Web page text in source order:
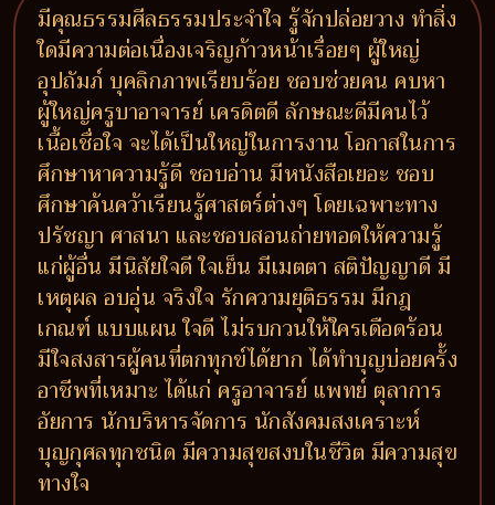
มีคุณธรรมศีลธรรมประจำใจ รู้จักปล่อยวาง ทำสิ่ง
ใดมีความต่อเนื่องเจริญก้าวหน้าเรื่อยๆ ผู้ใหญ่
อุปถัมภ์ บุคลิกภาพเรียบร้อย ชอบช่วยคน คบหา
ผู้ใหญ่ครูบาอาจารย์ เครดิตดี ลักษณะดีมีคนไว้
เนื้อเชื่อใจ จะได้เป็นใหญ่ในการงาน โอกาสในการ
ศึกษาหาความรู้ดี ชอบอ่าน มีหนังสือเยอะ ชอบ
ศึกษาค้นคว้าเรียนรู้ศาสตร์ต่างๆ โดยเฉพาะทาง
ปรัชญา ศาสนา และชอบสอนถ่ายทอดให้ความรู้
แก่ผู้อื่น มีนิสัยใจดี ใจเย็น มีเมตตา สติปัญญาดี มี
เหตุผล อบอุ่น จริงใจ รักความยุติธรรม มีกฎ
เกณฑ์ แบบแผน ใจดี ไม่รบกวนให้ใครเดือดร้อน
มีใจสงสารผู้คนที่ตกทุกข์ได้ยาก ได้ทำบุญบ่อยครั้ง
อาชีพที่เหมาะ ได้แก่ ครูอาจารย์ แพทย์ ตุลาการ
อัยการ นักบริหารจัดการ นักสังคมสงเคราะห์
บุญกุศลทุกชนิด มีความสุขสงบในชีวิต มีความสุข
ทางใจ